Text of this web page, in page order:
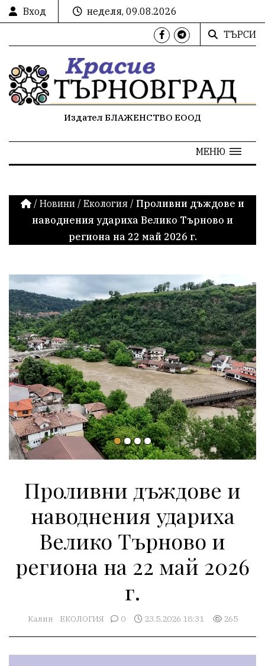
Вход
неделя, 09.08.2026
ТЪРСИ
Издател БЛАЖЕНСТВО ЕООД
МЕНЮ
/ Новини / Екология / Проливни дъждове и
наводнения удариха Велико Търново и
региона на 22 май 2026 г.
Проливни дъждове и
наводнения удариха
Велико Търново и
региона на 22 май 2026
г.
Калин ЕКОЛОГИЯ 0 23.5.2026 18:31 265